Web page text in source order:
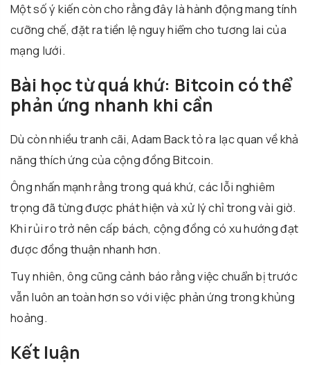
Một số ý kiến còn cho rằng đây là hành động mang tính
cưỡng chế, đặt ra tiền lệ nguy hiểm cho tương lai của
mạng lưới.
Bài học từ quá khứ: Bitcoin có thể
phản ứng nhanh khi cần
Dù còn nhiều tranh cãi,Adam Backtỏ ra lạc quan về khả
năng thích ứng của cộng đồng Bitcoin.
Ông nhấn mạnh rằng trong quá khứ, các lỗi nghiêm
trọng đã từng được phát hiện và xử lý chỉ trong vài giờ.
Khi rủi ro trở nên cấp bách, cộng đồng có xu hướng đạt
được đồng thuận nhanh hơn.
Tuy nhiên, ông cũng cảnh báo rằng việc chuẩn bị trước
vẫn luôn an toàn hơn so với việc phản ứng trong khủng
hoảng.
Kết luận